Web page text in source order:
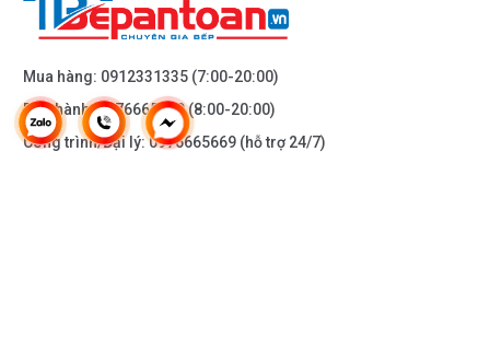
Mua hàng: 0912331335 (7:00-20:00)
Bảo hành:0976665669(8:00-20:00)
Công trình/Đại lý:0976665669 (hỗ trợ 24/7)